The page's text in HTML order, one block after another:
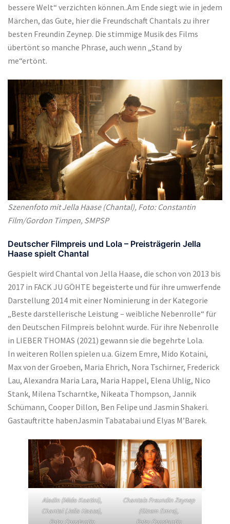
bessere Welt“ verzichten können..Am Ende siegt wie in jedem
Märchen, das Gute, hier die Freundschaft Chantals zu ihrer
besten Freundin Zeynep. Die stimmige Musik des Films
übertönt so manche Phrase, auch wenn „Stand by
me“ertönt.
Szenenfoto mit Jella Haase (Chantal), Foto: Constantin
Film/Gordon Timpen, SMPSP
Deutscher Filmpreis und Lola – Preisträgerin Jella
Haase spielt Chantal
Gespielt wird Chantal von Jella Haase, die schon von 2013 bis
2017 in FACK JU GÖHTE begeisterte und für ihre umwerfende
Darstellung 2014 mit einer Nominierung in der Kategorie
„Beste darstellerische Leistung – weibliche Nebenrolle“ für
den Deutschen Filmpreis belohnt wurde. Für ihre Nebenrolle
in LIEBER THOMAS (2021) gewann sie die begehrte Lola.
In weiteren Rollen spielen u.a. Gizem Emre, Mido Kotaini,
Max von der Groeben, Maria Ehrich, Nora Tschirner, Frederick
Lau, Alexandra Maria Lara, Maria Happel, Elena Uhlig, Nico
Stank, Milena Tscharntke, Nikeata Thompson, Jannik
Schümann, Cooper Dillon, Ben Felipe und Jasmin Shakeri.
Gastauftritte habenJasmin Tabatabai und Elyas M’Barek.
Aladin (Mido Koatini),
Chantal (Jella Haase),
Foto: Constantin
Chantals Freundin Zeynep
(Gizem Emre),
Foto: Constantin